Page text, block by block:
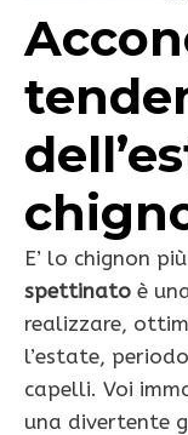
E’ lo chignon
spettinato è
realizzare,
l’estate,
capelli. Voi
una divertente